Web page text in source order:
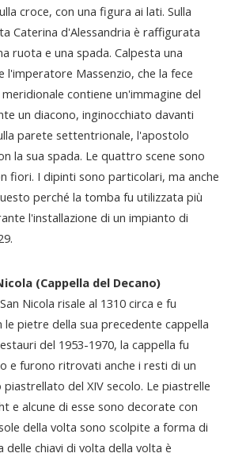
croce, con una figura ai lati. Sulla
Caterina d'Alessandria è raffigurata
ruota e una spada. Calpesta una
Massenzio, che la fece
contiene un'immagine del
un diacono, inginocchiato davanti
parete settentrionale, l'apostolo
la sua spada. Le quattro scene sono
fiori. I dipinti sono particolari, ma anche
perché la tomba fu utilizzata più
l'installazione di un impianto di
(Cappella del Decano)
Nicola risale al 1310 circa e fu
pietre della sua precedente cappella
del 1953-1970, la cappella fu
e furono ritrovati anche i resti di un
del XIV secolo. Le piastrelle
e alcune di esse sono decorate con
della volta sono scolpite a forma di
delle chiavi di volta della volta è